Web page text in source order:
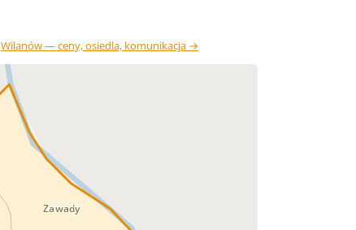
Wilanów — ceny, osiedla, komunikacja →
Zawady